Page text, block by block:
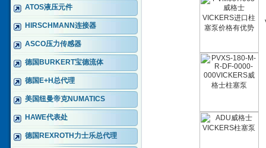
ATOS液压元件
HIRSCHMANN连接器
ASCO压力传感器
德国BURKERT宝德流体
德国E+H总代理
美国纽曼帝克NUMATICS
HAWE代表处
德国REXROTH力士乐总代理